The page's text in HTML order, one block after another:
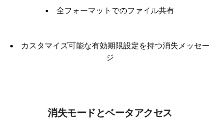
全フォーマットでのファイル共有
カスタマイズ可能な有効期限設定を持つ消失メッセー
ジ
消失モードとベータアクセス